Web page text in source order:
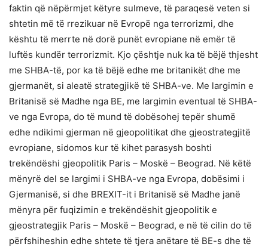
faktin që nëpërmjet këtyre sulmeve, të paraqesë veten si
shtetin më të rrezikuar në Evropë nga terrorizmi, dhe
kështu të merrte në dorë punët evropiane në emër të
luftës kundër terrorizmit. Kjo çështje nuk ka të bëjë thjesht
me SHBA-të, por ka të bëjë edhe me britanikët dhe me
gjermanët, si aleatë strategjikë të SHBA-ve. Me largimin e
Britanisë së Madhe nga BE, me largimin eventual të SHBA-
ve nga Evropa, do të mund të dobësohej tepër shumë
edhe ndikimi gjerman në gjeopolitikat dhe gjeostrategjitë
evropiane, sidomos kur të kihet parasysh boshti
trekëndëshi gjeopolitik Paris – Moskë – Beograd. Në këtë
mënyrë del se largimi i SHBA-ve nga Evropa, dobësimi i
Gjermanisë, si dhe BREXIT-it i Britanisë së Madhe janë
mënyra për fuqizimin e trekëndëshit gjeopolitik e
gjeostrategjik Paris – Moskë – Beograd, e në të cilin do të
përfshiheshin edhe shtete të tjera anëtare të BE-s dhe të